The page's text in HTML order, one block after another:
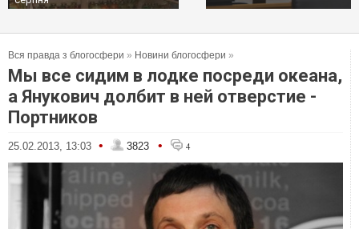
Вся правда з блогосфери » Новини блогосфери »
Мы все сидим в лодке посреди океана,
а Янукович долбит в ней отверстие -
Портников
25.02.2013, 13:03 • 3823 • 4